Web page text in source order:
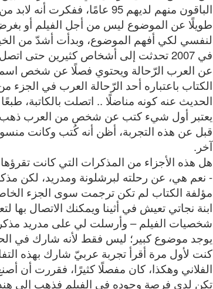
الباقون منهم لديهم 95 عامًا،
طويلًا عن الموضوع ليس من أجل الفيلم أو
لنفسي لكي أفهم الموضوع، وبدأت أشدّ من
في 2007 تحدثت إلى أشخاص كثيرين حتى
عن العرب الرّحالة ويحتوي فصلًا عن شخص
الكتاب باعتباره أحد الرّحالة العرب في
الحديث عنه كونه مناضلًا .. اتصلت بالكاتبة،
يعتبر أول شيء كتب عن شخص من العرب ذهب
قبل عن هذه التجربة، أظن أنه كُتب وكانت
آخر.
هل هذه الأجزاء من المذكرات التي كانت تقرؤها
- نعم هي، عن رحلته لبرشلونة ومدريد، لكن
مؤلفة الكتاب لم تكن ترجمت سوى الجزء الخاص
ابنة نجاتي تعيش في أثينا ويمكنك الاتصال
شخصيات الفيلم – وأرسلت لي على مدريد
يوجد موضوع كبير؛ ليس فقط لأنه شارك في
كنت لأول مرة أقرأ تجربة عربيّ شارك بهذه
تكن لدي فرصة وجوده في الفيلم فذهب إلى هند